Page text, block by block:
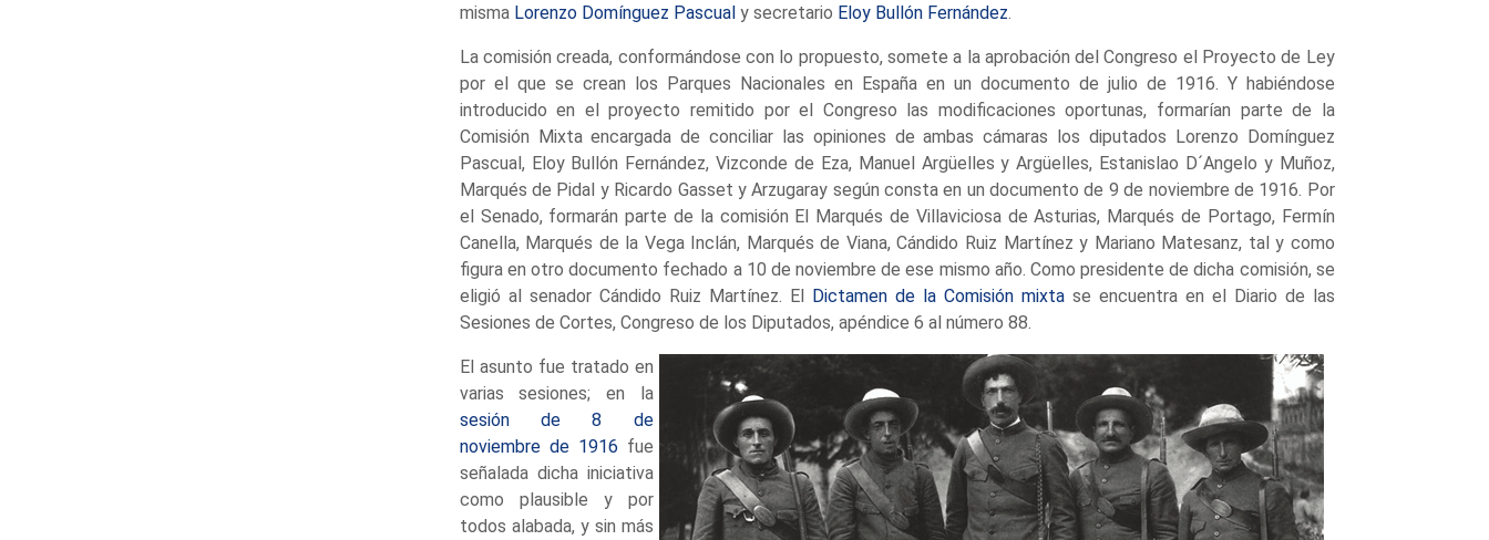
misma Lorenzo Domínguez Pascualy secretario Eloy Bullón Fernández
La comisión creada, conformándose con lo propuesto, somete a la aprobación del Congreso el Proyecto de Ley
por el que se crean los Parques Nacionales en España en un documento de julio de 1916. Y habiéndose
introducido en el proyecto remitido por el Congreso las modificaciones oportunas, formarían parte de la
Comisión Mixta encargada de conciliar las opiniones de ambas cámaras los diputados Lorenzo Domínguez
Pascual, Eloy Bullón Fernández, Vizconde de Eza, Manuel Argüelles y Argüelles, Estanislao D´Angelo y Muñoz,
Marqués de Pidal y Ricardo Gasset y Arzugaray según consta en un documento de 9 de noviembre de 1916. Por
el Senado, formarán parte de la comisión El Marqués de Villaviciosa de Asturias, Marqués de Portago, Fermín
Canella, Marqués de la Vega Inclán, Marqués de Viana, Cándido Ruiz Martínez y Mariano Matesanz, tal y como
figura en otro documento fechado a 10 de noviembre de ese mismo año. Como presidente de dicha comisión, se
eligió al senador Cándido Ruiz Martínez. El Dictamen de la Comisión mixtase encuentra en el Diario de las
Sesiones de Cortes, Congreso de los Diputados, apéndice 6 al número 88.
El asunto fue tratado en
varias sesiones; en la
sesión de 8 de
noviembre de 1916 fue
señalada dicha iniciativa
como plausible y por
todos alabada, y sin más